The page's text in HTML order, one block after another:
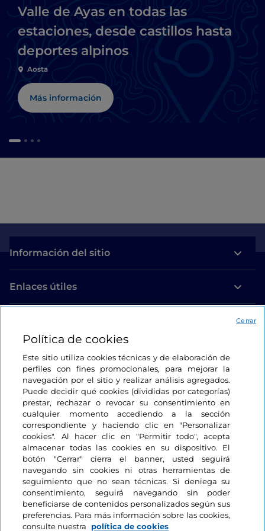
Valle de Ayas en todas las
estaciones, desde castillos hasta
deportes alpinos
Aosta
Más información
Información del sitio
Enlaces útiles
Estamos en contacto
Política de cookies
Este sitio utiliza cookies técnicas y de elaboración de
perfiles con fines promocionales, para mejorar la
navegación por el sitio y realizar análisis agregados.
Puede decidir qué cookies (divididas por categorías)
prestar, rechazar o revocar su consentimiento en
cualquier momento accediendo a la sección
correspondiente y haciendo clic en "Personalizar
cookies". Al hacer clic en "Permitir todo", acepta
almacenar todas las cookies en su dispositivo. El
botón "Cerrar" cierra el banner, usted seguirá
navegando sin cookies ni otras herramientas de
seguimiento que no sean técnicas. Si deniega su
consentimiento, seguirá navegando sin poder
beneficiarse de contenidos personalizados según sus
preferencias. Para más información sobre las cookies,
consulte nuestra
política de cookies
Cerrar